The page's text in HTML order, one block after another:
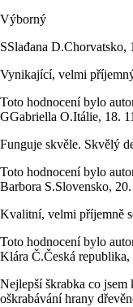
Výborný
SSlađana D.Chorvatsko,
Vynikající, velmi
Toto hodnocení bylo
GGabriella O.Itálie, 18.
Funguje skvěle. Skvělý
Toto hodnocení bylo
Barbora S.Slovensko,
Kvalitní, velmi příjemně
Toto hodnocení bylo
Klára Č.Česká republika,
Nejlepší škrabka co
oškrabávání hrany